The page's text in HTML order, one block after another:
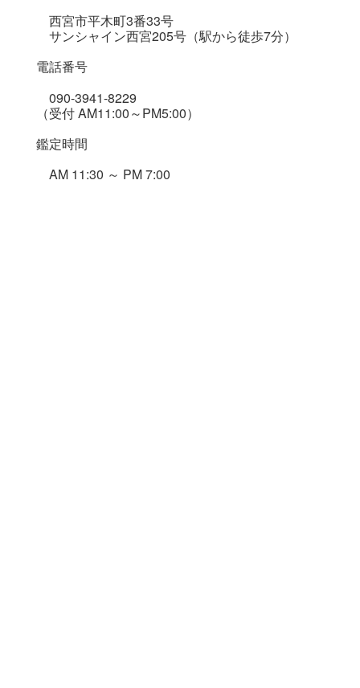
西宮市平木町3番33号
サンシャイン西宮205号（駅から徒歩7分）
電話番号
090-3941-8229
（受付 AM11:00～PM5:00）
鑑定時間
AM 11:30 ～ PM 7:00